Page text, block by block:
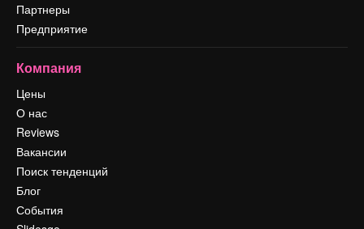
Партнеры
Предприятие
Компания
Цены
О нас
Reviews
Вакансии
Поиск тенденций
Блог
События